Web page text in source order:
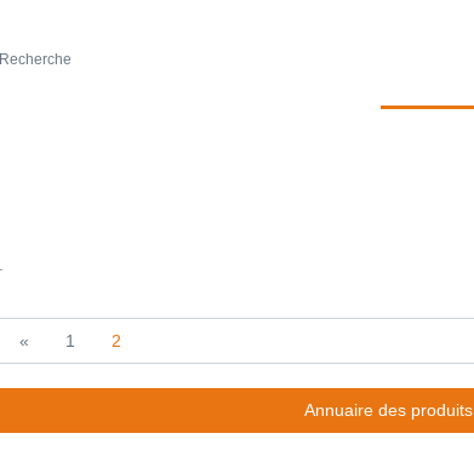
Recherche
« 1 2
Annuaire des produits